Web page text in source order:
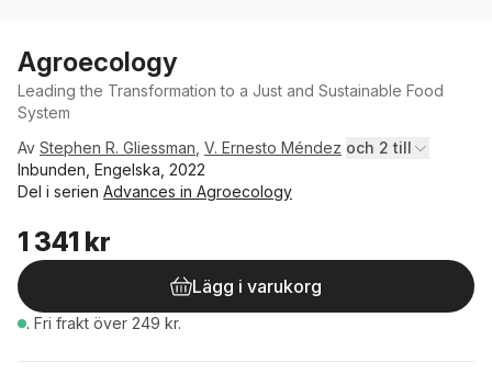
Agroecology
Leading the Transformation to a Just and Sustainable Food
System
Av Stephen R. Gliessman V. Ernesto Méndez och 2 till
Inbunden, Engelska, 2022
Del i serien Advances in Agroecology
1 341 kr
Lägg i varukorg
. Fri frakt över 249 kr.